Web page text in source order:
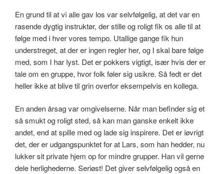
En grund til at vi alle gav los var selvfølgelig, at det var en
rasende dygtig instruktør, der stille og roligt fik os alle til at
følge med i hver vores tempo. Utallige gange fik hun
understreget, at der er ingen regler her, og I skal bare følge
med, som I har lyst. Det er pokkers vigtigt, især hvis der er
tale om en gruppe, hvor folk føler sig usikre. Så fedt er det
heller ikke at blive til grin overfor eksempelvis en kollega.
En anden årsag var omgivelserne. Når man befinder sig et
så smukt og roligt sted, så kan man ganske enkelt ikke
andet, end at spille med og lade sig inspirere. Det er iøvrigt
det, der er udgangspunktet for at Lars, som han hedder, nu
lukker sit private hjem op for mindre grupper. Han vil gerne
dele herlighederne. Seriøst! Det giver selvfølgelig også en